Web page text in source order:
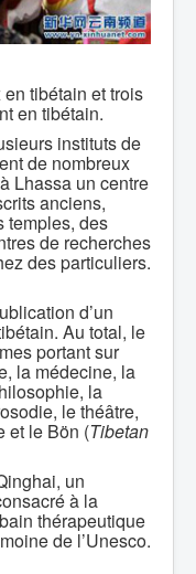
tibétain et trois
en tibétain.
instituts de
de nombreux
Lhassa un centre
anciens,
temples, des
de recherches
des particuliers.
d’un
Au total, le
portant sur
la médecine, la
la
le théâtre,
et le Bön (Tibetan
un
à la
thérapeutique
de l’Unesco.